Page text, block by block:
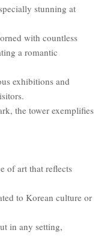
stunning at
with countless
a romantic
exhibitions and
the tower exemplifies
of art that reflects
to Korean culture or
in any setting,